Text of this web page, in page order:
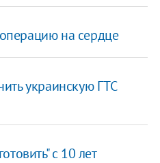
на сердце
украинскую ГТС
с 10 лет